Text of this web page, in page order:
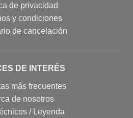
de privacidad
y condiciones
de cancelación
DE INTERÉS
más frecuentes
de nosotros
/ Leyenda